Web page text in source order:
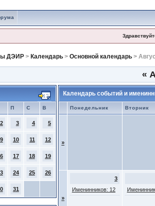
ДЭИР> Календарь> Основной календарь>
«
П С В
2 3 4 5
9 10 11 12
17 18 19
24 25 26
31
Календарь событий и
Понедельник Вторник
»
»
3
Именинников: 12